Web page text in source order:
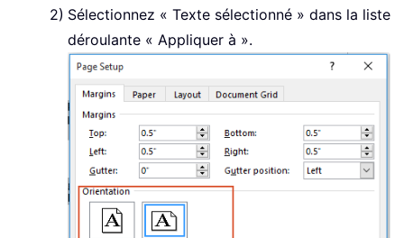
Sélectionnez « Texte sélectionné » dans la liste
déroulante « Appliquer à ».